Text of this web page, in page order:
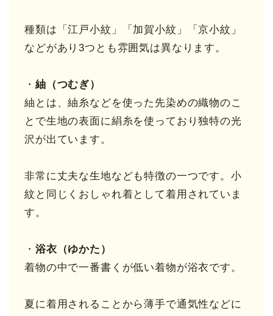
種類は「江戸小紋」「加賀小紋」「京小紋」
などがあり3つとも雰囲気は異なります。
・ 紬（つむぎ）
紬とは、紬糸などを使った先染めの織物のこ
とで生地の表面に絹糸を使っており独特の光
沢が出ています。
非常に丈夫な生地なども特徴の一つです。小
紋と同じくおしゃれ着として着用されていま
す。
・ 浴衣（ゆかた）
着物の中で一番書くが低い着物が浴衣です。
夏に着用されることから薄手で通気性などに